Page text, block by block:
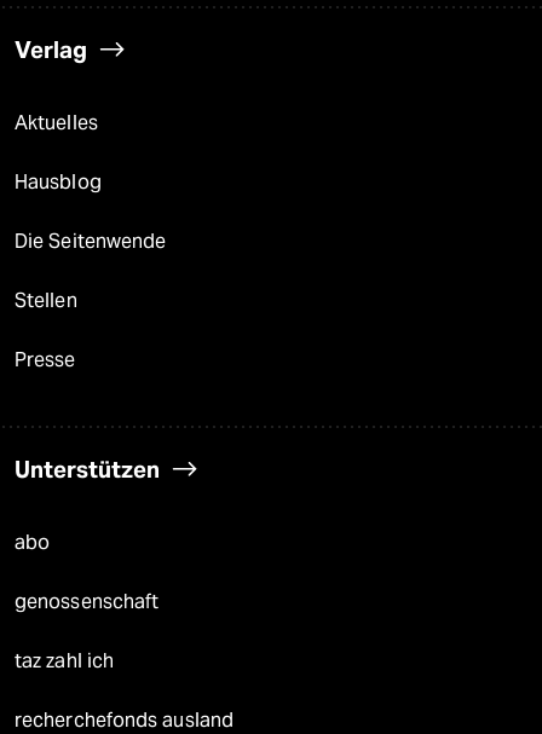
Verlag
Aktuelles
Hausblog
Die Seitenwende
Stellen
Presse
Unterstützen
abo
genossenschaft
taz zahl ich
recherchefonds ausland